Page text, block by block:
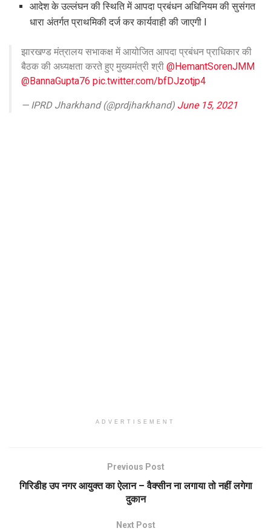
आदेश के उल्लंघन की स्थिति में आपदा प्रबंधन अधिनियम की सुसंगत
धारा अंतर्गत प्राथमिकी दर्ज कर कार्यवाही की जाएगी l
झारखण्ड मंत्रालय सभाकक्ष में आयोजित आपदा प्रबंधन प्राधिकार की
बैठक की अध्यक्षता करते हुए मुख्यमंत्री श्री @HemantSorenJMM
@BannaGupta76 pic.twitter.com/bfDJzotjp4
— IPRD Jharkhand (@prdjharkhand) June 15, 2021
ADVERTISEMENT
Previous Post
गिरिडीह उप नगर आयुक्त का ऐलान – वैक्सीन ना लगाया तो नहीं लगेगा
दुकान
Next Post